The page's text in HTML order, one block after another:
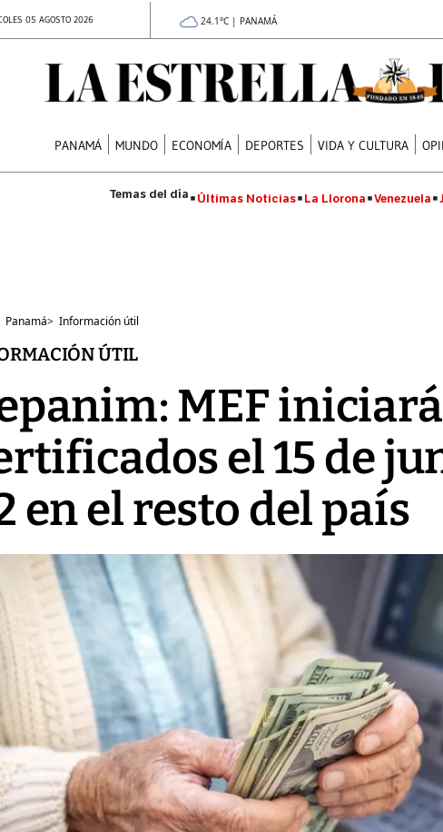
05 AGOSTO 2026 24.1°C | PANAMÁ
PANAMÁ MUNDO ECONOMÍA DEPORTES VIDA Y CULTURA
Últimas Noticias La Llorona Venezuela
Panamá> Información útil
ÚTIL
MEF
el 15 de
en el resto del país
Video,
deja
daños en